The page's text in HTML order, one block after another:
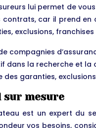
lui permet de
contrats, car il prend
exclusions,
compagnies
dans la recherche et
des garanties,
sur mesure
est un expert du
vos besoins,